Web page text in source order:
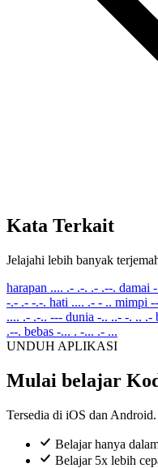
Kata Terkait
Jelajahi lebih banyak
harapan .... .- .-. .- .--. damai
-.- .- -.-. hati .... .- - .. mimpi
.... .- .-.. --- dunia -.. ..- -. .. .-
.--. bebas -... . -... .- ...
UNDUH APLIKASI
Mulai belajar
Tersedia di iOS dan
Belajar hanya
Belajar 5x lebih